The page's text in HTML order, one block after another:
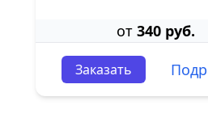
от 340 руб.
Заказать